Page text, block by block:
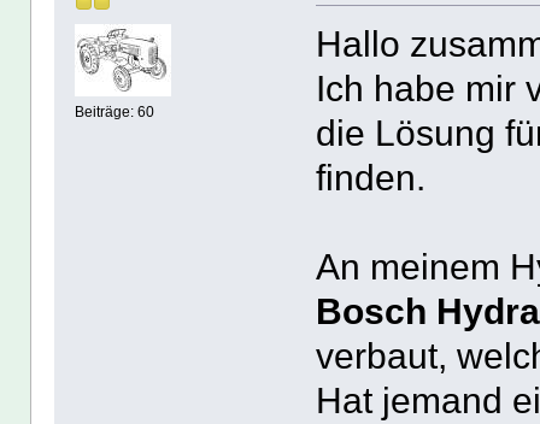
Beiträge: 60
Hallo
Ich habe mir
die Lösung
finden.
An meinem
Bosch
verbaut,
Hat jemand